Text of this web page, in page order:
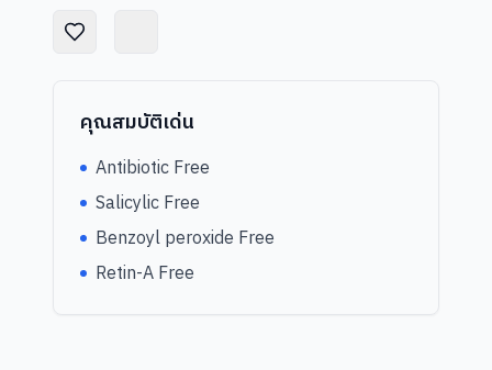
คุณสมบัติเด่น
Antibiotic Free
Salicylic Free
Benzoyl peroxide Free
Retin-A Free